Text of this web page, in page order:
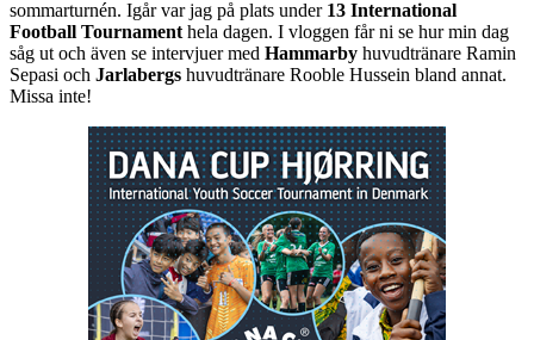
sommarturnén. Igår var jag på plats under 13 International
Football Tournament hela dagen. I vloggen får ni se hur min dag
såg ut och även se intervjuer med Hammarby huvudtränare Ramin
Sepasi och Jarlabergs huvudtränare Rooble Hussein bland annat.
Missa inte!